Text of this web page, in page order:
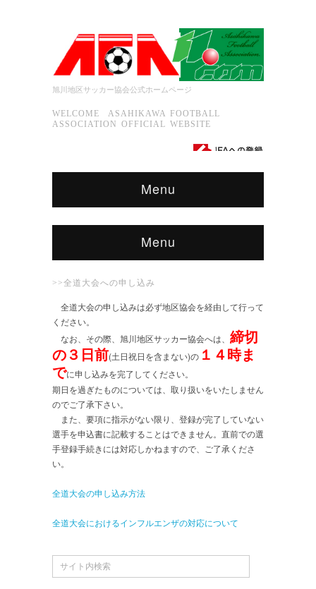
旭川地区サッカー協会公式ホームページ
WELCOME ASAHIKAWA FOOTBALL
ASSOCIATION OFFICIAL WEBSITE
Menu
Menu
>>全道大会への申し込み
全道大会の申し込みは必ず地区協会を経由して行って
ください。
なお、その際、旭川地区サッカー協会へは、 締切
の３日前(土日祝日を含まない)の １４時ま
でに申し込みを完了してください。
期日を過ぎたものについては、取り扱いをいたしません
のでご了承下さい。
また、要項に指示がない限り、登録が完了していない
選手を申込書に記載することはできません。直前での選
手登録手続きには対応しかねますので、ご了承くださ
い。
全道大会の申し込み方法
全道大会におけるインフルエンザの対応について